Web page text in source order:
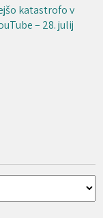
katastrofo v
– 28. julij